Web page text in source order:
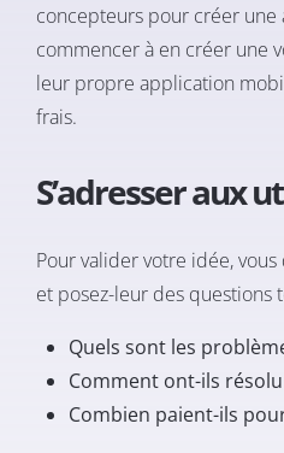
concepteurs pour créer une
commencer à en créer une
leur propre application
frais.
S’adresser aux
Pour valider votre idée,
et posez-leur des questions
Quels sont les
Comment ont-ils
Combien paient-ils